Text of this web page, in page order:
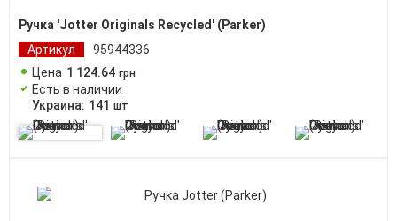
Ручка 'Jotter Originals Recycled' (Parker)
Артикул
95944336
Цена 1 124.64 грн
Есть в наличии
Украина: 141 шт